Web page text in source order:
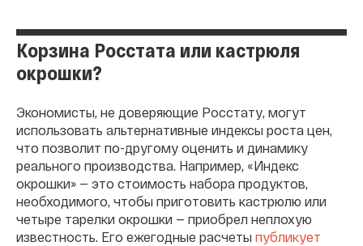
Корзина Росстата или кастрюля
окрошки?
Экономисты, не доверяющие Росстату, могут
использовать альтернативные индексы роста цен,
что позволит по-другому оценить и динамику
реального производства. Например, «Индекс
окрошки» — это стоимость набора продуктов,
необходимого, чтобы приготовить кастрюлю или
четыре тарелки окрошки — приобрел неплохую
известность. Его ежегодные расчеты публикует